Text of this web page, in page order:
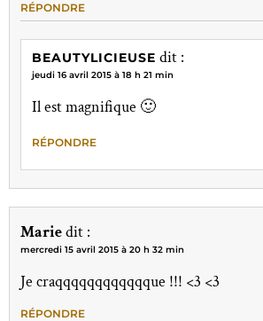
RÉPONDRE
BEAUTYLICIEUSE dit :
jeudi 16 avril 2015 à 18 h 21 min
Il est magnifique 🙂
RÉPONDRE
Mariedit :
mercredi 15 avril 2015 à 20 h 32 min
Je craqqqqqqqqqqqque !!! <3 <3
RÉPONDRE